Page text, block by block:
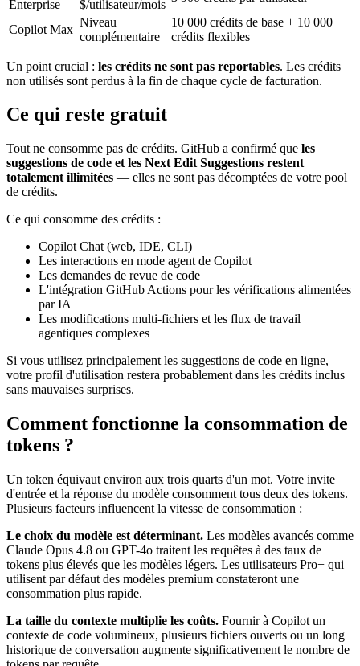
Enterprise
$/utilisateur/mois
Copilot Max
Niveau
complémentaire
10 000 crédits de base + 10 000
crédits flexibles
Un point crucial : les crédits ne sont pas reportables. Les crédits
non utilisés sont perdus à la fin de chaque cycle de facturation.
Ce qui reste gratuit
Tout ne consomme pas de crédits. GitHub a confirmé que les
suggestions de code et les Next Edit Suggestions restent
totalement illimitées — elles ne sont pas décomptées de votre pool
de crédits.
Ce qui consomme des crédits :
Copilot Chat (web, IDE, CLI)
Les interactions en mode agent de Copilot
Les demandes de revue de code
L'intégration GitHub Actions pour les vérifications alimentées
par IA
Les modifications multi-fichiers et les flux de travail
agentiques complexes
Si vous utilisez principalement les suggestions de code en ligne,
votre profil d'utilisation restera probablement dans les crédits inclus
sans mauvaises surprises.
Comment fonctionne la consommation de
tokens ?
Un token équivaut environ aux trois quarts d'un mot. Votre invite
d'entrée et la réponse du modèle consomment tous deux des tokens.
Plusieurs facteurs influencent la vitesse de consommation :
Le choix du modèle est déterminant. Les modèles avancés comme
Claude Opus 4.8 ou GPT-4o traitent les requêtes à des taux de
tokens plus élevés que les modèles légers. Les utilisateurs Pro+ qui
utilisent par défaut des modèles premium constateront une
consommation plus rapide.
La taille du contexte multiplie les coûts. Fournir à Copilot un
contexte de code volumineux, plusieurs fichiers ouverts ou un long
historique de conversation augmente significativement le nombre de